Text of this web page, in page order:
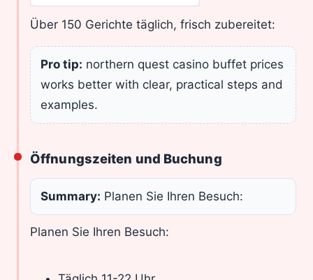
Über 150 Gerichte täglich, frisch zubereitet:
Pro tip: northern quest casino buffet prices
works better with clear, practical steps and
examples.
Öffnungszeiten und Buchung
Summary: Planen Sie Ihren Besuch:
Planen Sie Ihren Besuch: